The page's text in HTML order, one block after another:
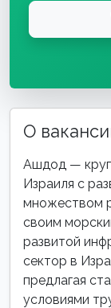
О
Ашдод —
Израиля с
множеством
своим
развитой
сектор в
предлагая
условиями